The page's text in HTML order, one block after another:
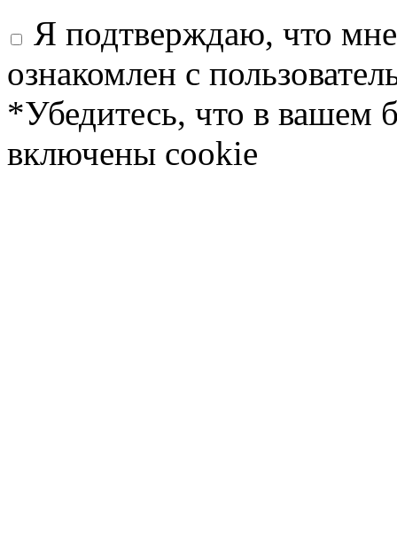
Я подтверждаю, что
ознакомлен с
*Убедитесь, что в вашем
включены cookie